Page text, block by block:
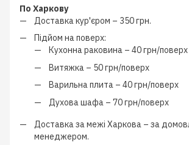
По Харкову
Доставка кур'єром – 350 грн.
Підйом на поверх:
Кухонна раковина – 40 грн/поверх
Витяжка – 50 грн/поверх
Варильна плита – 40 грн/поверх
Духова шафа – 70 грн/поверх
Доставка за межі Харкова – за
менеджером.